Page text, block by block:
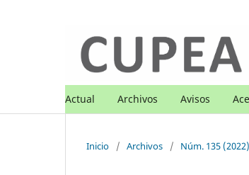
Actual Archivos Avisos
Inicio / Archivos / Núm. 135